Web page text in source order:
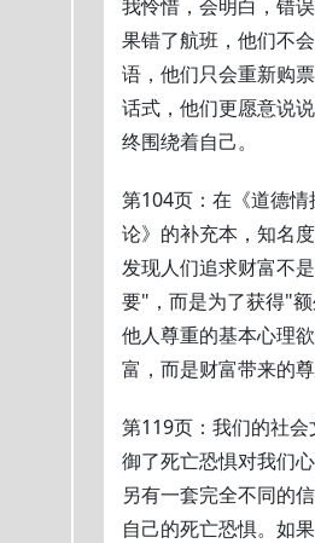
我怜惜，会明白，错
果错了航班，他们不
语，他们只会重新购
话式，他们更愿意说
终围绕着自己。
第104页：在《道德
论》的补充本，知名
发现人们追求财富不
要"，而是为了获得"
他人尊重的基本心理
富，而是财富带来的尊
第119页：我们的社
御了死亡恐惧对我们
另有一套完全不同的
自己的死亡恐惧。如